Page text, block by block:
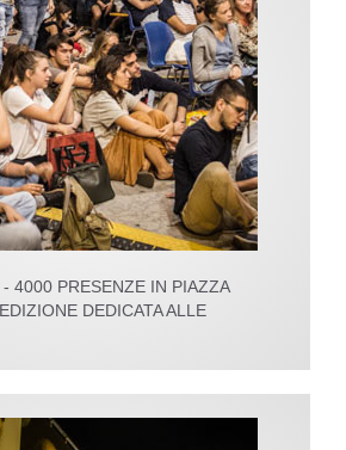
4000 PRESENZE IN PIAZZA
DEDICATA ALLE